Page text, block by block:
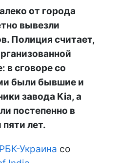
от города
вывезли
Полиция считает,
в сговоре со
были бывшие и
завода Kia, а
постепенно в
лет.
РБК-Украина со